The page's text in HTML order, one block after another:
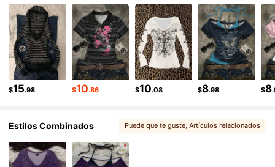
4.83 496K Seguidores
4.83 496K Seguidores
4.83 496K Seguidores
$15.98 $10.86 $10.08 $8.98 $8
Estilos Combinados Puede que te guste, Artículos relacionados